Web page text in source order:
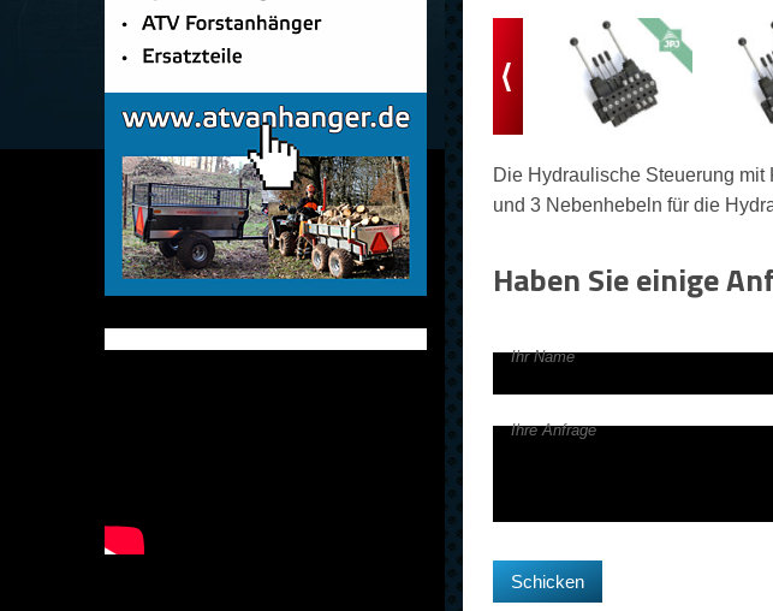
Die Hydraulische Steuerung mit
und 3 Nebenhebeln für die
Haben Sie einige
Ihr Name
Ihre Anfrage